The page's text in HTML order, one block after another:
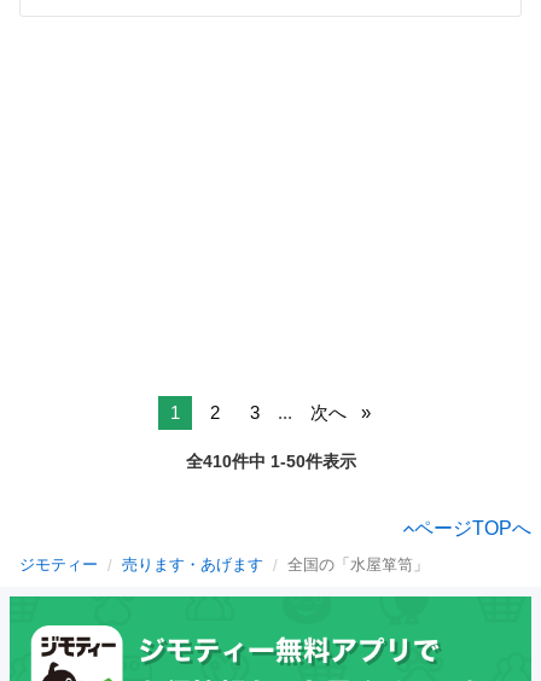
1 2 3 ... 次へ
全410件中 1-50件表示
ページTOPへ
ジモティー 売ります・あげます 全国の「水屋箪笥」